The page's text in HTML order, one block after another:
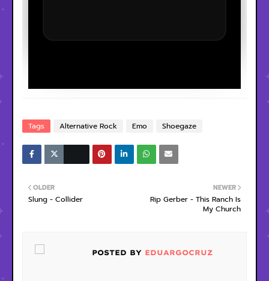
Tags Alternative Rock Emo Shoegaze
NEWER
Rip Gerber - This Ranch Is
My Church
OLDER
Slung - Collider
POSTED BY EDUARGOCRUZ